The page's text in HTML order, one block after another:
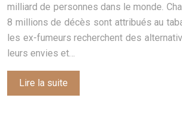
milliard de personnes dans le monde.
8 millions de décès sont attribués au
les ex-fumeurs recherchent des
leurs envies et…
Lire la suite